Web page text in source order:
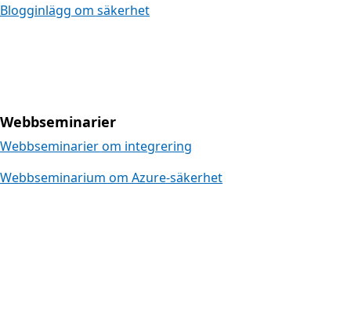
Blogginlägg om säkerhet
Webbseminarier
Webbseminarier om integrering
Webbseminarium om Azure-säkerhet